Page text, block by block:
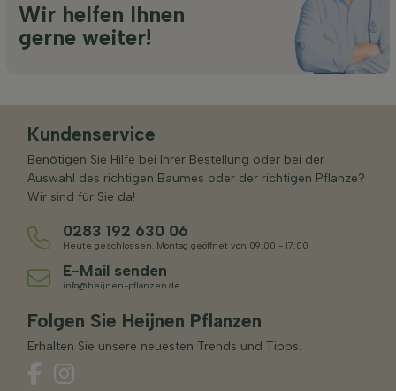
Wir helfen Ihnen
gerne weiter!
Kundenservice
Benötigen Sie Hilfe bei Ihrer Bestellung oder bei der
Auswahl des richtigen Baumes oder der richtigen Pflanze?
Wir sind für Sie da!
0283 192 630 06
Heute geschlossen. Montag geöffnet von 09:00 - 17:00
E-Mail senden
info@heijnen-pflanzen.de
Folgen Sie Heijnen Pflanzen
Erhalten Sie unsere neuesten Trends und Tipps.